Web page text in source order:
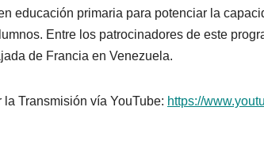
educación primaria para potenciar la
Entre los patrocinadores de este
de Francia en Venezuela.
la Transmisión vía YouTube: https://